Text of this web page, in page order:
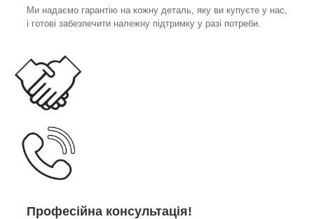
Ми надаємо гарантію на кожну деталь, яку ви купуєте у нас,
і готові забезпечити належну підтримку у разі потреби.
Професійна консультація!